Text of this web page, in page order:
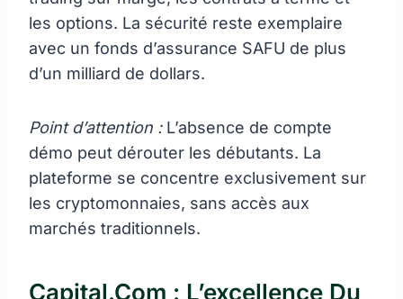
les options. La sécurité reste exemplaire
avec un fonds d’assurance SAFU de plus
d’un milliard de dollars.
Point d’attention :L’absence de compte
démo peut dérouter les débutants. La
plateforme se concentre exclusivement sur
les cryptomonnaies, sans accès aux
marchés traditionnels.
Capital.com : L’excellence Du